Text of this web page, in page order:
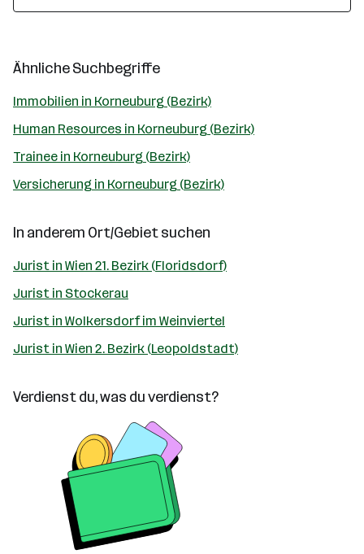
Ähnliche Suchbegriffe
Immobilien in Korneuburg (Bezirk)
Human Resources in Korneuburg (Bezirk)
Trainee in Korneuburg (Bezirk)
Versicherung in Korneuburg (Bezirk)
In anderem Ort/Gebiet suchen
Jurist in Wien 21. Bezirk (Floridsdorf)
Jurist in Stockerau
Jurist in Wolkersdorf im Weinviertel
Jurist in Wien 2. Bezirk (Leopoldstadt)
Verdienst du, was du verdienst?